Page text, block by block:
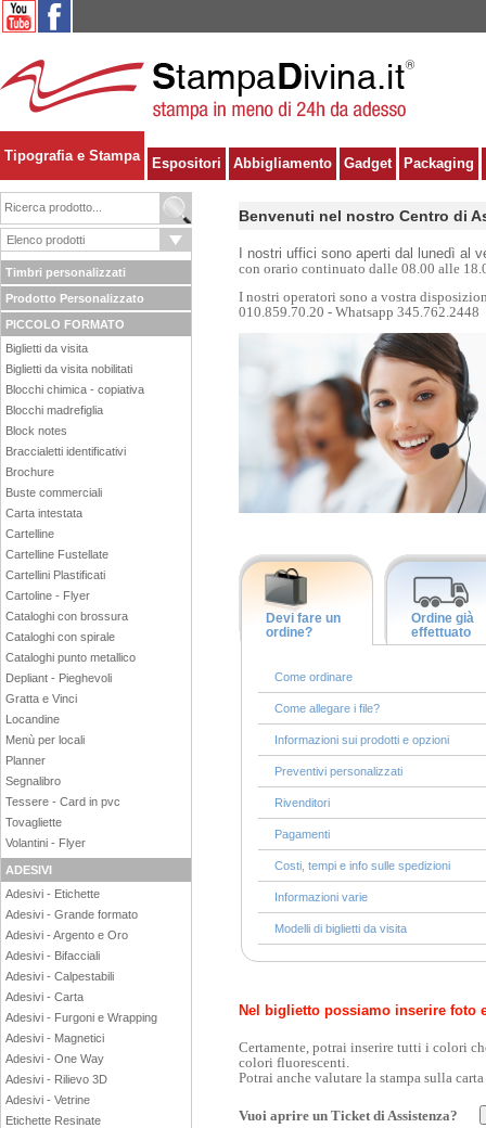
Tipografia e Stampa Espositori Abbigliamento Gadget Packaging
Timbri personalizzati
Prodotto Personalizzato
PICCOLO FORMATO
Biglietti da visita
Biglietti da visita nobilitati
Blocchi chimica - copiativa
Blocchi madrefiglia
Block notes
Braccialetti identificativi
Brochure
Buste commerciali
Carta intestata
Cartelline
Cartelline Fustellate
Cartellini Plastificati
Cartoline - Flyer
Cataloghi con brossura
Cataloghi con spirale
Cataloghi punto metallico
Depliant - Pieghevoli
Gratta e Vinci
Locandine
Menù per locali
Planner
Segnalibro
Tessere - Card in pvc
Tovagliette
Volantini - Flyer
ADESIVI
Adesivi - Etichette
Adesivi - Grande formato
Adesivi - Argento e Oro
Adesivi - Bifacciali
Adesivi - Calpestabili
Adesivi - Carta
Adesivi - Furgoni e Wrapping
Adesivi - Magnetici
Adesivi - One Way
Adesivi - Rilievo 3D
Adesivi - Vetrine
Etichette Resinate
Benvenuti nel nostro Centro di
I nostri uffici sono aperti dal lunedì al
con orario continuato dalle 08.00 alle
I nostri operatori sono a vostra
010.859.70.20 - Whatsapp 345.762.2448
Devi fare un
ordine?
Come ordinare
Come allegare i file?
Informazioni sui prodotti e opzioni
Preventivi personalizzati
Rivenditori
Pagamenti
Costi, tempi e info sulle spedizioni
Informazioni varie
Modelli di biglietti da visita
Ordine già
effettuato
Nel biglietto possiamo inserire foto
Certamente, potrai inserire tutti i colori
colori fluorescenti.
Potrai anche valutare la stampa sulla
Vuoi aprire un Ticket di Assistenza?